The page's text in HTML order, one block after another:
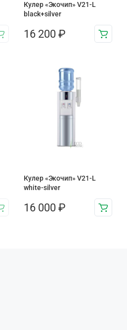
Кулер «Экочип» V21-L
black+silver
16 200 ₽
Кулер «Экочип» V21-L
white-silver
16 000 ₽